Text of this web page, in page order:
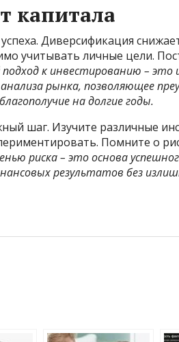
капитала
Диверсификация
учитывать личные цели.
к инвестированию – это
рынка, позволяющее
на долгие годы.
шаг. Изучите различные
Помните о
риска – это основа
результатов без